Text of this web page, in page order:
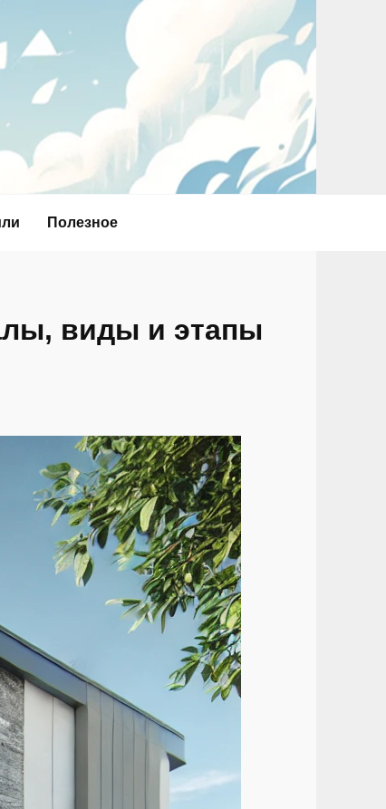
Полезное
виды и этапы